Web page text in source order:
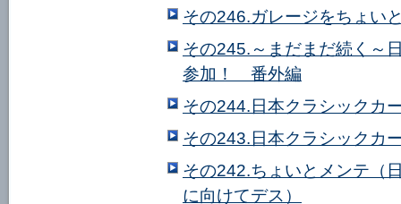
その246.ガレージをちょい
その245.～まだまだ続く～
参加！ 番外編
その244.日本クラシック
その243.日本クラシック
その242.ちょいとメンテ（
に向けてデス）